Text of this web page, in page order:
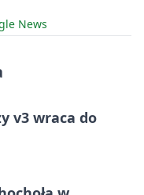
News
v3 wraca do